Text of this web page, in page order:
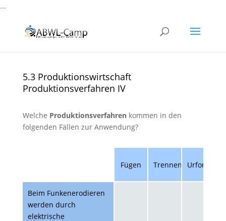
...
5.3 Produktionswirtschaft
Produktionsverfahren IV
Welche Produktionsverfahrenkommen in den
folgenden Fällen zur Anwendung?
Fügen Trennen Urformen
Beim Funkenerodieren
werden durch
elektrische